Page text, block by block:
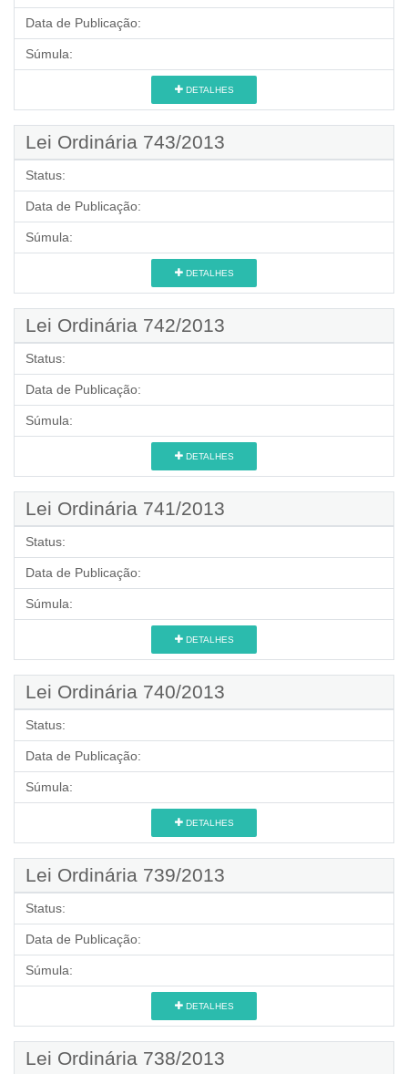
Data de Publicação:
Súmula:
DETALHES
Lei Ordinária 743/2013
Status:
Data de Publicação:
Súmula:
DETALHES
Lei Ordinária 742/2013
Status:
Data de Publicação:
Súmula:
DETALHES
Lei Ordinária 741/2013
Status:
Data de Publicação:
Súmula:
DETALHES
Lei Ordinária 740/2013
Status:
Data de Publicação:
Súmula:
DETALHES
Lei Ordinária 739/2013
Status:
Data de Publicação:
Súmula:
DETALHES
Lei Ordinária 738/2013